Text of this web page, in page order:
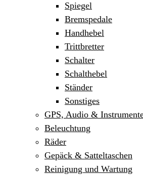
Spiegel
Bremspedale
Handhebel
Trittbretter
Schalter
Schalthebel
Ständer
Sonstiges
GPS, Audio &
Beleuchtung
Räder
Gepäck & Satteltaschen
Reinigung und Wartung